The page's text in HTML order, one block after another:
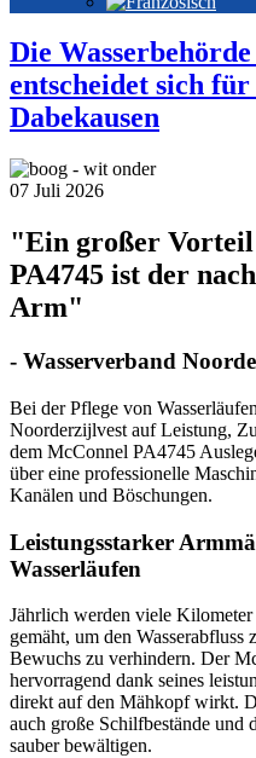
Die
entscheidet sich
Dabekausen
07 Juli 2026
"Ein großer Vorteil
PA4745 ist der
Arm"
- Wasserverband
Bei der Pflege von
Noorderzijlvest auf Leistung,
dem McConnel PA4745
über eine professionelle
Kanälen und Böschungen.
Leistungsstarker
Wasserläufen
Jährlich werden viele
gemäht, um den Wasserabfluss
Bewuchs zu verhindern. Der
hervorragend dank seines
direkt auf den Mähkopf wirkt.
auch große Schilfbestände und
sauber bewältigen.